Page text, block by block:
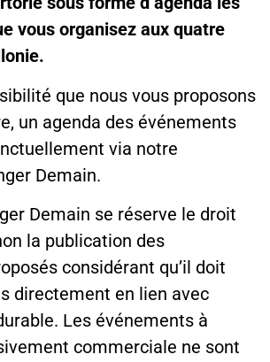
vous organisez aux quatre
que nous vous proposons
un agenda des événements
via notre
Demain.
Demain se réserve le droit
la publication des
considérant qu’il doit
directement en lien avec
Les événements à
commerciale ne sont